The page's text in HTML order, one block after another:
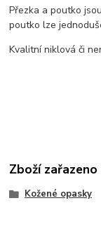
Přezka a poutko
poutko lze
Kvalitní niklová či
Zboží
Kožené opasky